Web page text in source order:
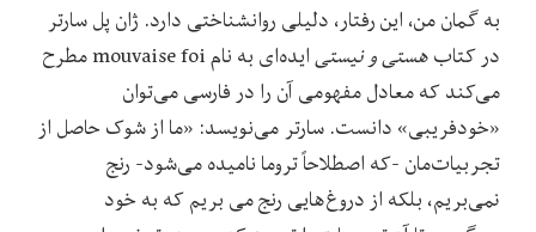
به گمان من، این رفتار، دلیلی روانشناختی دارد. ژان پل سارتر
در کتابهستی و نیستی
ایده‌ای به نام mouvaise foi مطرح
می‌کند که معادل مفهومی آن را در فارسی می‌توان
«خودفریبی‌» دانست. سارتر می‌نویسد: «ما از شوک حاصل از
تجربیات‌مان -که اصطلاحاً تروما نامیده می‌شود- رنج
نمی‌بریم، بلکه از دروغ‌هایی رنج می بریم که به خود